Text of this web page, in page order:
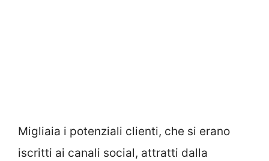
Migliaia i potenziali clienti, che si erano
iscritti ai canali social, attratti dalla